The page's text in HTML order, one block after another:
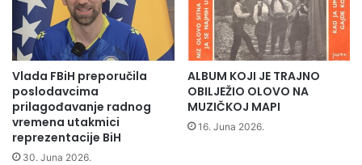
k
u
o
k
u
u
k
o
m
e
s
a
r
p
Vlada FBiH preporučila
poslodavcima
prilagođavanje radnog
vremena utakmici
reprezentacije BiH
30. Juna 2026.
ALBUM KOJI JE TRAJNO
OBILJEŽIO OLOVO NA
MUZIČKOJ MAPI
16. Juna 2026.